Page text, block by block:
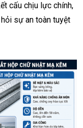
cấu chịu lực chính,
sự an toàn tuyệt